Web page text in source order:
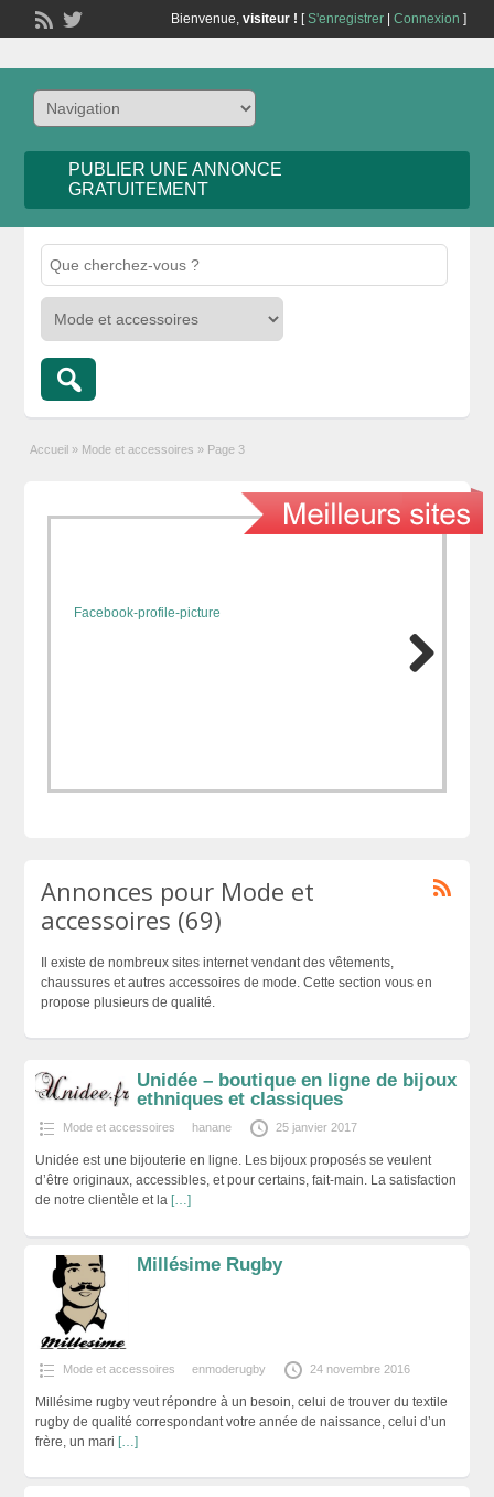
Bienvenue, visiteur ! [S'enregistrer| Connexion ]
PUBLIER UNE ANNONCE
GRATUITEMENT
Accueil » Mode et accessoires » Page 3
Annonces pour Mode et
accessoires (69)
Il existe de nombreux sites internet vendant des vêtements,
chaussures et autres accessoires de mode. Cette section vous en
propose plusieurs de qualité.
Unidée – boutique en ligne de bijoux
ethniques et classiques
Mode et accessoires hanane 25 janvier 2017
Unidée est une bijouterie en ligne. Les bijoux proposés se veulent
d’être originaux, accessibles, et pour certains, fait-main. La satisfaction
de notre clientèle et la […]
Millésime Rugby
Mode et accessoires enmoderugby 24 novembre 2016
Millésime rugby veut répondre à un besoin, celui de trouver du textile
rugby de qualité correspondant votre année de naissance, celui d’un
frère, un mari […]